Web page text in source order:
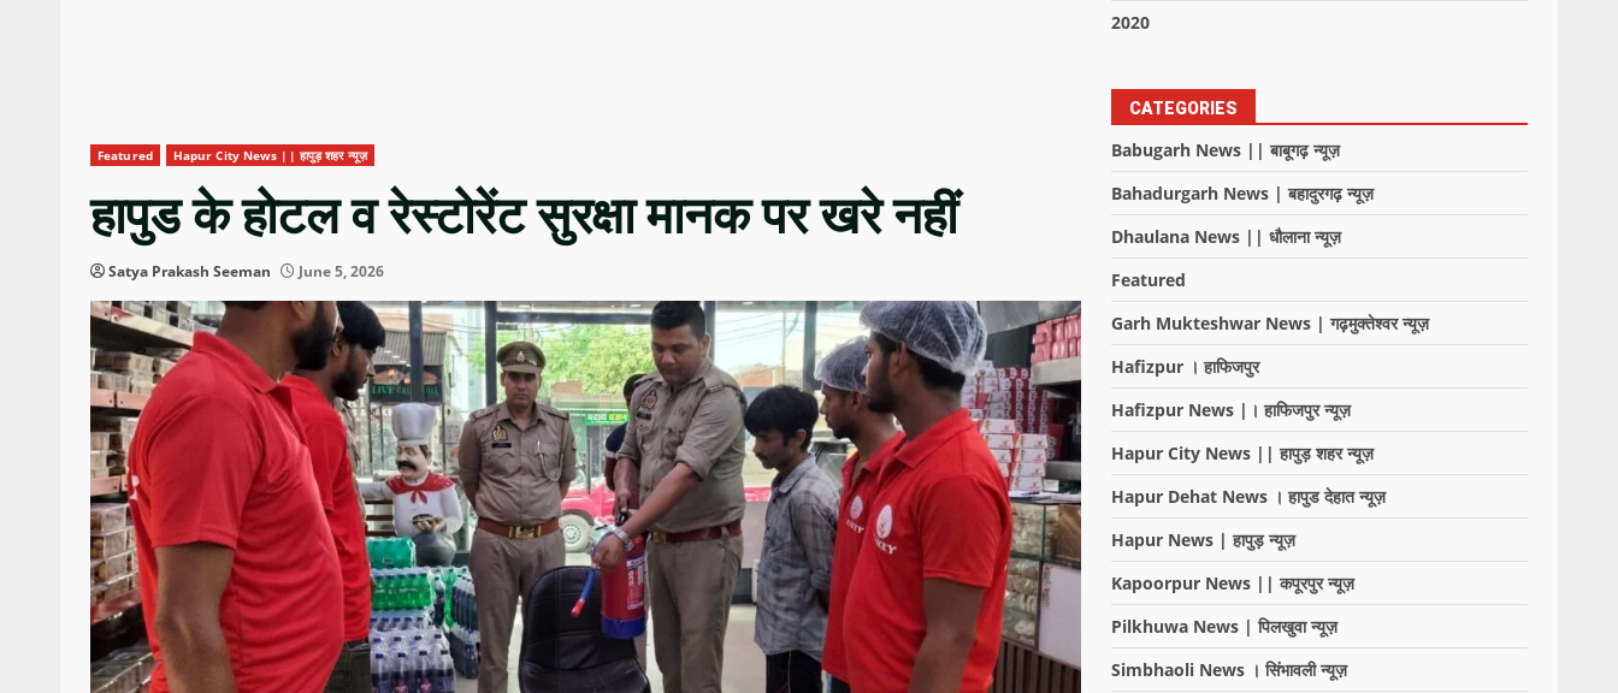
Featured Hapur City News || हापुड़ शहर न्यूज़
हापुड के होटल व रेस्टोरेंट सुरक्षा मानक पर खरे नहीं
Satya Prakash Seeman June 5, 2026
2020
CATEGORIES
Babugarh News || बाबूगढ़ न्यूज़
Bahadurgarh News | बहादुरगढ़ न्यूज़
Dhaulana News || धौलाना न्यूज़
Featured
Garh Mukteshwar News | गढ़मुक्तेश्वर न्यूज़
Hafizpur । हाफिजपुर
Hafizpur News |। हाफिजपुर न्यूज़
Hapur City News || हापुड़ शहर न्यूज़
Hapur Dehat News । हापुड देहात न्यूज़
Hapur News | हापुड़ न्यूज़
Kapoorpur News || कपूरपुर न्यूज़
Pilkhuwa News | पिलखुवा न्यूज़
Simbhaoli News । सिंभावली न्यूज़